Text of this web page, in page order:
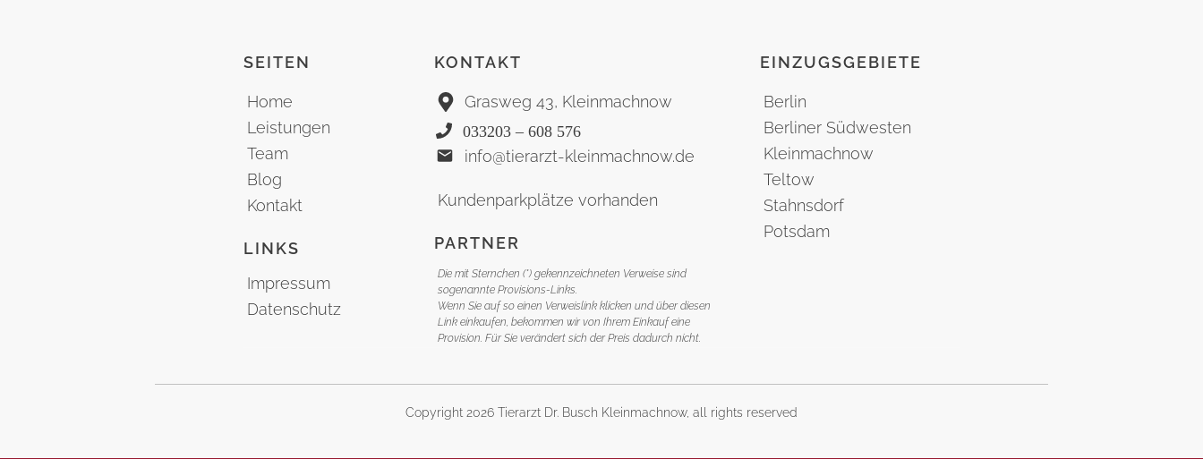
SEITEN
Home
Leistungen
Team
Blog
Kontakt
LINKS
Impressum
Datenschutz
KONTAKT
Grasweg 43, Kleinmachnow
033203 – 608 576
info@tierarzt-kleinmachnow.de
Kundenparkplätze vorhanden
PARTNER
Die mit Sternchen (*) gekennzeichneten Verweise sind
sogenannte Provisions-Links.
Wenn Sie auf so einen Verweislink klicken und über diesen
Link einkaufen, bekommen wir von Ihrem Einkauf eine
Provision. Für Sie verändert sich der Preis dadurch nicht.
EINZUGSGEBIETE
Berlin
Berliner Südwesten
Kleinmachnow
Teltow
Stahnsdorf
Potsdam
Copyright 2026 Tierarzt Dr. Busch Kleinmachnow, all rights reserved